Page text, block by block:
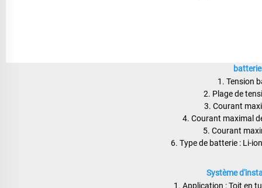
1. Tension
2. Plage de
3. Courant
4. Courant maximal
5. Courant
6. Type de batterie : Li-
Système
1. Application : Toit en